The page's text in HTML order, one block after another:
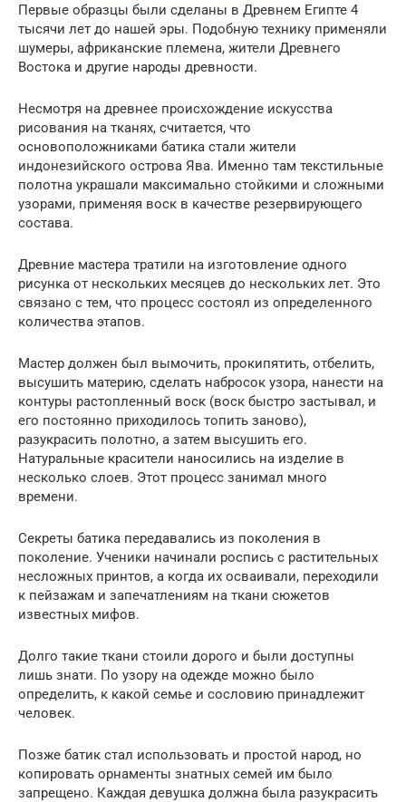
Первые образцы были сделаны в Древнем Египте 4
тысячи лет до нашей эры. Подобную технику применяли
шумеры, африканские племена, жители Древнего
Востока и другие народы древности.
Несмотря на древнее происхождение искусства
рисования на тканях, считается, что
основоположниками батика стали жители
индонезийского острова Ява. Именно там текстильные
полотна украшали максимально стойкими и сложными
узорами, применяя воск в качестве резервирующего
состава.
Древние мастера тратили на изготовление одного
рисунка от нескольких месяцев до нескольких лет. Это
связано с тем, что процесс состоял из определенного
количества этапов.
Мастер должен был вымочить, прокипятить, отбелить,
высушить материю, сделать набросок узора, нанести на
контуры растопленный воск (воск быстро застывал, и
его постоянно приходилось топить заново),
разукрасить полотно, а затем высушить его.
Натуральные красители наносились на изделие в
несколько слоев. Этот процесс занимал много
времени.
Секреты батика передавались из поколения в
поколение. Ученики начинали роспись с растительных
несложных принтов, а когда их осваивали, переходили
к пейзажам и запечатлениям на ткани сюжетов
известных мифов.
Долго такие ткани стоили дорого и были доступны
лишь знати. По узору на одежде можно было
определить, к какой семье и сословию принадлежит
человек.
Позже батик стал использовать и простой народ, но
копировать орнаменты знатных семей им было
запрещено. Каждая девушка должна была разукрасить